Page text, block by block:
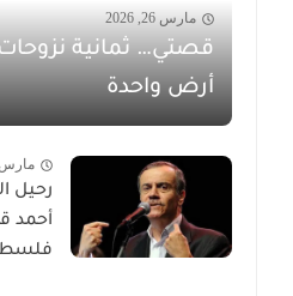
مارس 26, 2026
قصتي… ثمانية
أرض واحدة
مارس 26, 2026
رحيل
أحمد